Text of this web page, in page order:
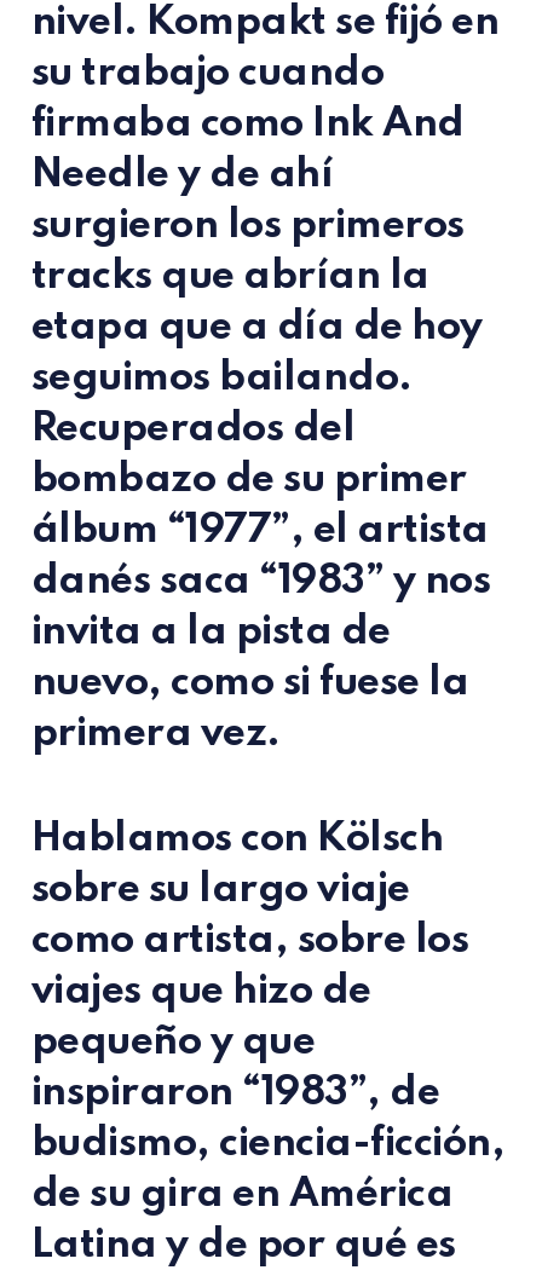
nivel. Kompakt se fijó en
su trabajo cuando
firmaba como
Ink And
Needle y de ahí
surgieron los primeros
tracks que abrían la
etapa que a día de hoy
seguimos bailando.
Recuperados del
bombazo de su primer
álbum “1977”, el artista
danés saca “1983” y nos
invita a la pista de
nuevo, como si fuese la
primera vez.
Hablamos con Kölsch
sobre su largo viaje
como artista, sobre los
viajes que hizo de
pequeño y que
inspiraron “1983”, de
budismo, ciencia-ficción,
de su gira en América
Latina y de por qué es